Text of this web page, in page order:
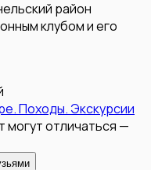
район
клубом и его
Походы. Экскурсии
могут отличаться —